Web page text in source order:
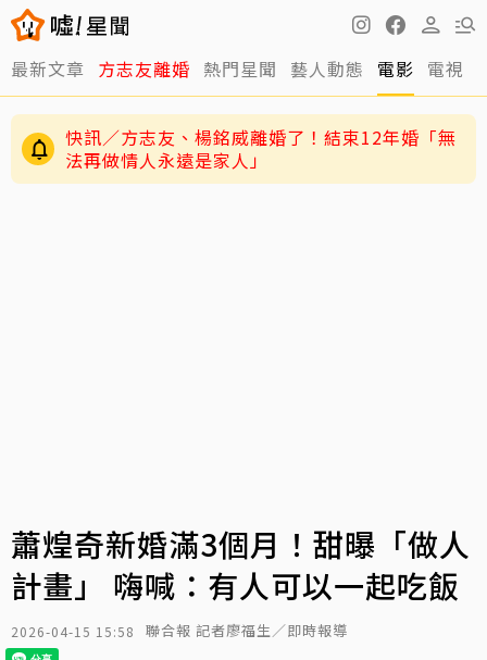
最新文章 方志友離婚 熱門星聞 藝人動態 電影 電視
12年婚姻走到盡頭早有跡象？楊銘威、方志友過
去婚姻裂痕一次看
蕭煌奇新婚滿3個月！甜曝「做人
計畫」 嗨喊：有人可以一起吃飯
2026-04-15 15:58 聯合報 記者廖福生／即時報導